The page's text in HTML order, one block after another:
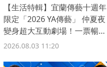
【生活特輯】宜蘭傳藝十週年
限定「2026 YA傳藝」 仲夏夜
變身超大互動劇場！一票暢玩
日夜
2026.08.03 11:20